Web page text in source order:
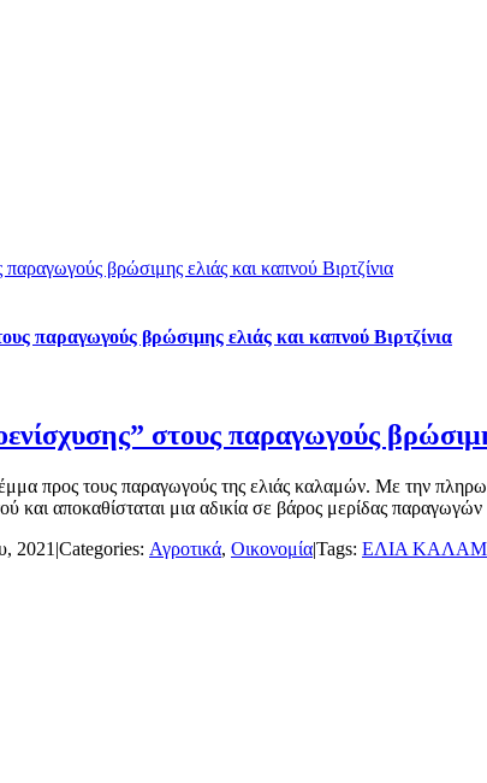
βρώσιμης ελιάς και καπνού Βιρτζίνια
παραγωγούς βρώσιμης ελιάς και καπνού Βιρτζίνια
στους παραγωγούς
προς τους παραγωγούς της ελιάς καλαμών. Με την
και αποκαθίσταται μια αδικία σε βάρος μερίδας
2021 |Categories: Αγροτικά, Οικονομία|Tags: ΕΛΙΑ